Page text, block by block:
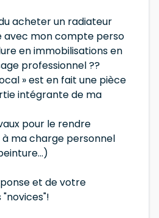
acheter un radiateur
avec mon compte perso
en immobilisations en
professionnel ??
» est en fait une pièce
intégrante de ma
pour le rendre
ma charge personnel
et de votre